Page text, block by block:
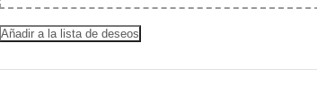
Añadir a la lista de deseos